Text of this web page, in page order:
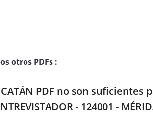
otros PDFs :
PDF no son
- 124001 -